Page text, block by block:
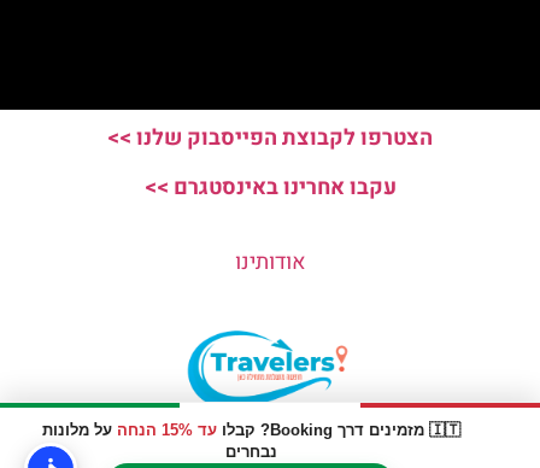
🇮🇹 מזמינים דרך Booking? קבלו עד 15% הנחה
על מלונות
נבחרים
הצטרפו לקבוצת הפייסבוק שלנו >>
עקבו אחרינו באינסטגרם >>
אודותינו
האתר הינו אתר המלצות מטיילים © כל הזכויות שמורות לסוכנות